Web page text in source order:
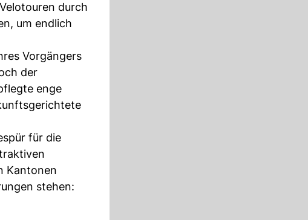
durch
um endlich
Vorgängers
der
enge
für die
Kantonen
stehen: